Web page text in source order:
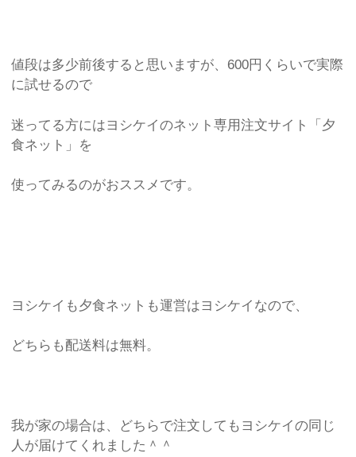
値段は多少前後すると思いますが、600円くらいで実際
に試せるので
迷ってる方にはヨシケイのネット専用注文サイト「夕
食ネット」を
使ってみるのがおススメです。
ヨシケイも夕食ネットも運営はヨシケイなので、
どちらも配送料は無料。
我が家の場合は、どちらで注文してもヨシケイの同じ
人が届けてくれました＾＾